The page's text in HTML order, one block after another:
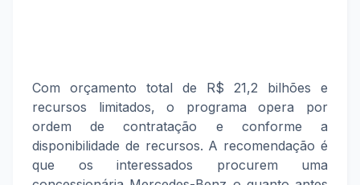
Com orçamento total de R$ 21,2 bilhões e
recursos limitados, o programa opera por
ordem de contratação e conforme a
disponibilidade de recursos. A recomendação é
que os interessados procurem uma